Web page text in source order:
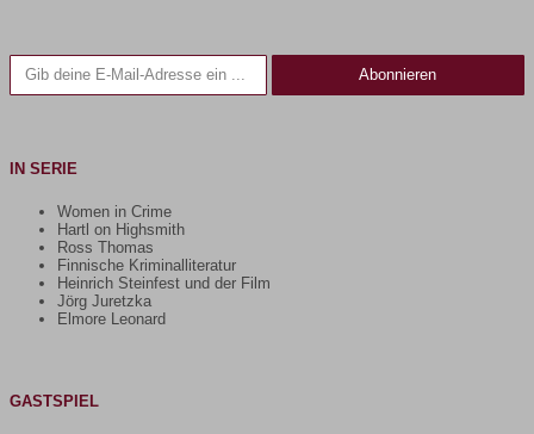
Gib deine E-Mail-Adresse ein ...
Abonnieren
IN SERIE
Women in Crime
Hartl on Highsmith
Ross Thomas
Finnische Kriminalliteratur
Heinrich Steinfest und der Film
Jörg Juretzka
Elmore Leonard
GASTSPIEL